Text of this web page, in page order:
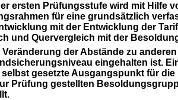
ersten Prüfungsstufe wird mit
für eine grundsätzlich
mit der Entwicklung der
und Quervergleich mit der
der Abstände zu
eingehalten ist.
gesetzte Ausgangspunkt für
Prüfung gestellten